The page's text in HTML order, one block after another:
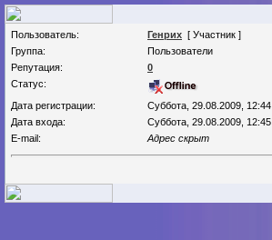
Пользователь: Генрих [ Участник ]
Группа:
Пользователи
Репутация:
0
Статус:
Дата регистрации:
Суббота, 29.08.2009, 12:44
Дата входа:
Суббота, 29.08.2009, 12:45
E-mail:
Адрес скрыт